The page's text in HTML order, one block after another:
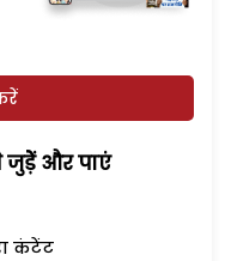
जुड़ेें और पाएं
कंटेंट